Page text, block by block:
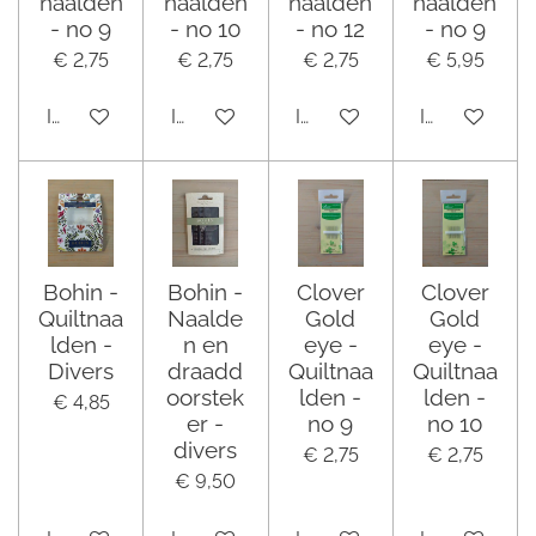
- no 9
€ 2,75
In winkelwagen
- no 10
€ 2,75
In winkelwagen
- no 12
€ 2,75
In winkelwagen
- no 9
€ 5,95
In
Bohin -
Quiltnaa
lden -
Divers
€ 4,85
Bohin -
Naalde
n en
draadd
oorstek
er -
divers
€ 9,50
Clover
Gold
eye -
Quiltnaa
lden -
no 9
€ 2,75
Clover
Gold
eye -
Quiltnaa
lden -
no 10
€ 2,75